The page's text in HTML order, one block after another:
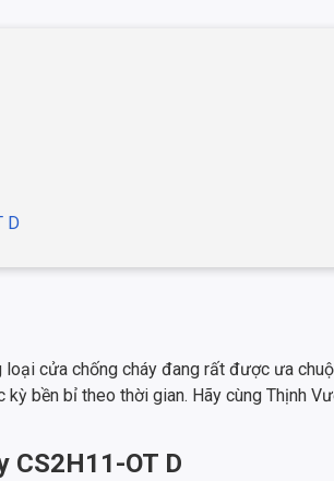
D
cửa chống cháy đang rất được ưa
bền bỉ theo thời gian. Hãy cùng Thịnh
CS2H11-OT D